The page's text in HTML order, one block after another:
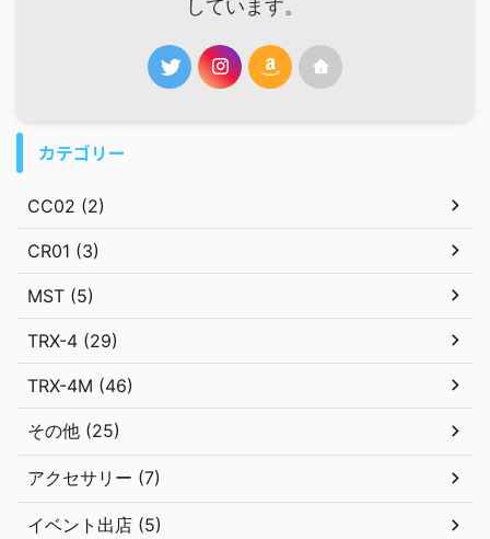
しています。
カテゴリー
CC02 (2)
CR01 (3)
MST (5)
TRX-4 (29)
TRX-4M (46)
その他 (25)
アクセサリー (7)
イベント出店 (5)